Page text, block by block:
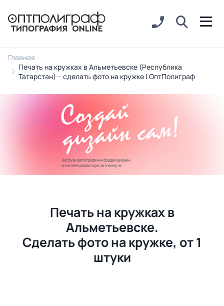
Главная
Печать на кружках в Альметьевске (Республика
Татарстан)— сделать фото на кружке | ОптПолиграф
Печать на кружках в
Альметьевске.
Сделать фото на кружке, от 1
штуки